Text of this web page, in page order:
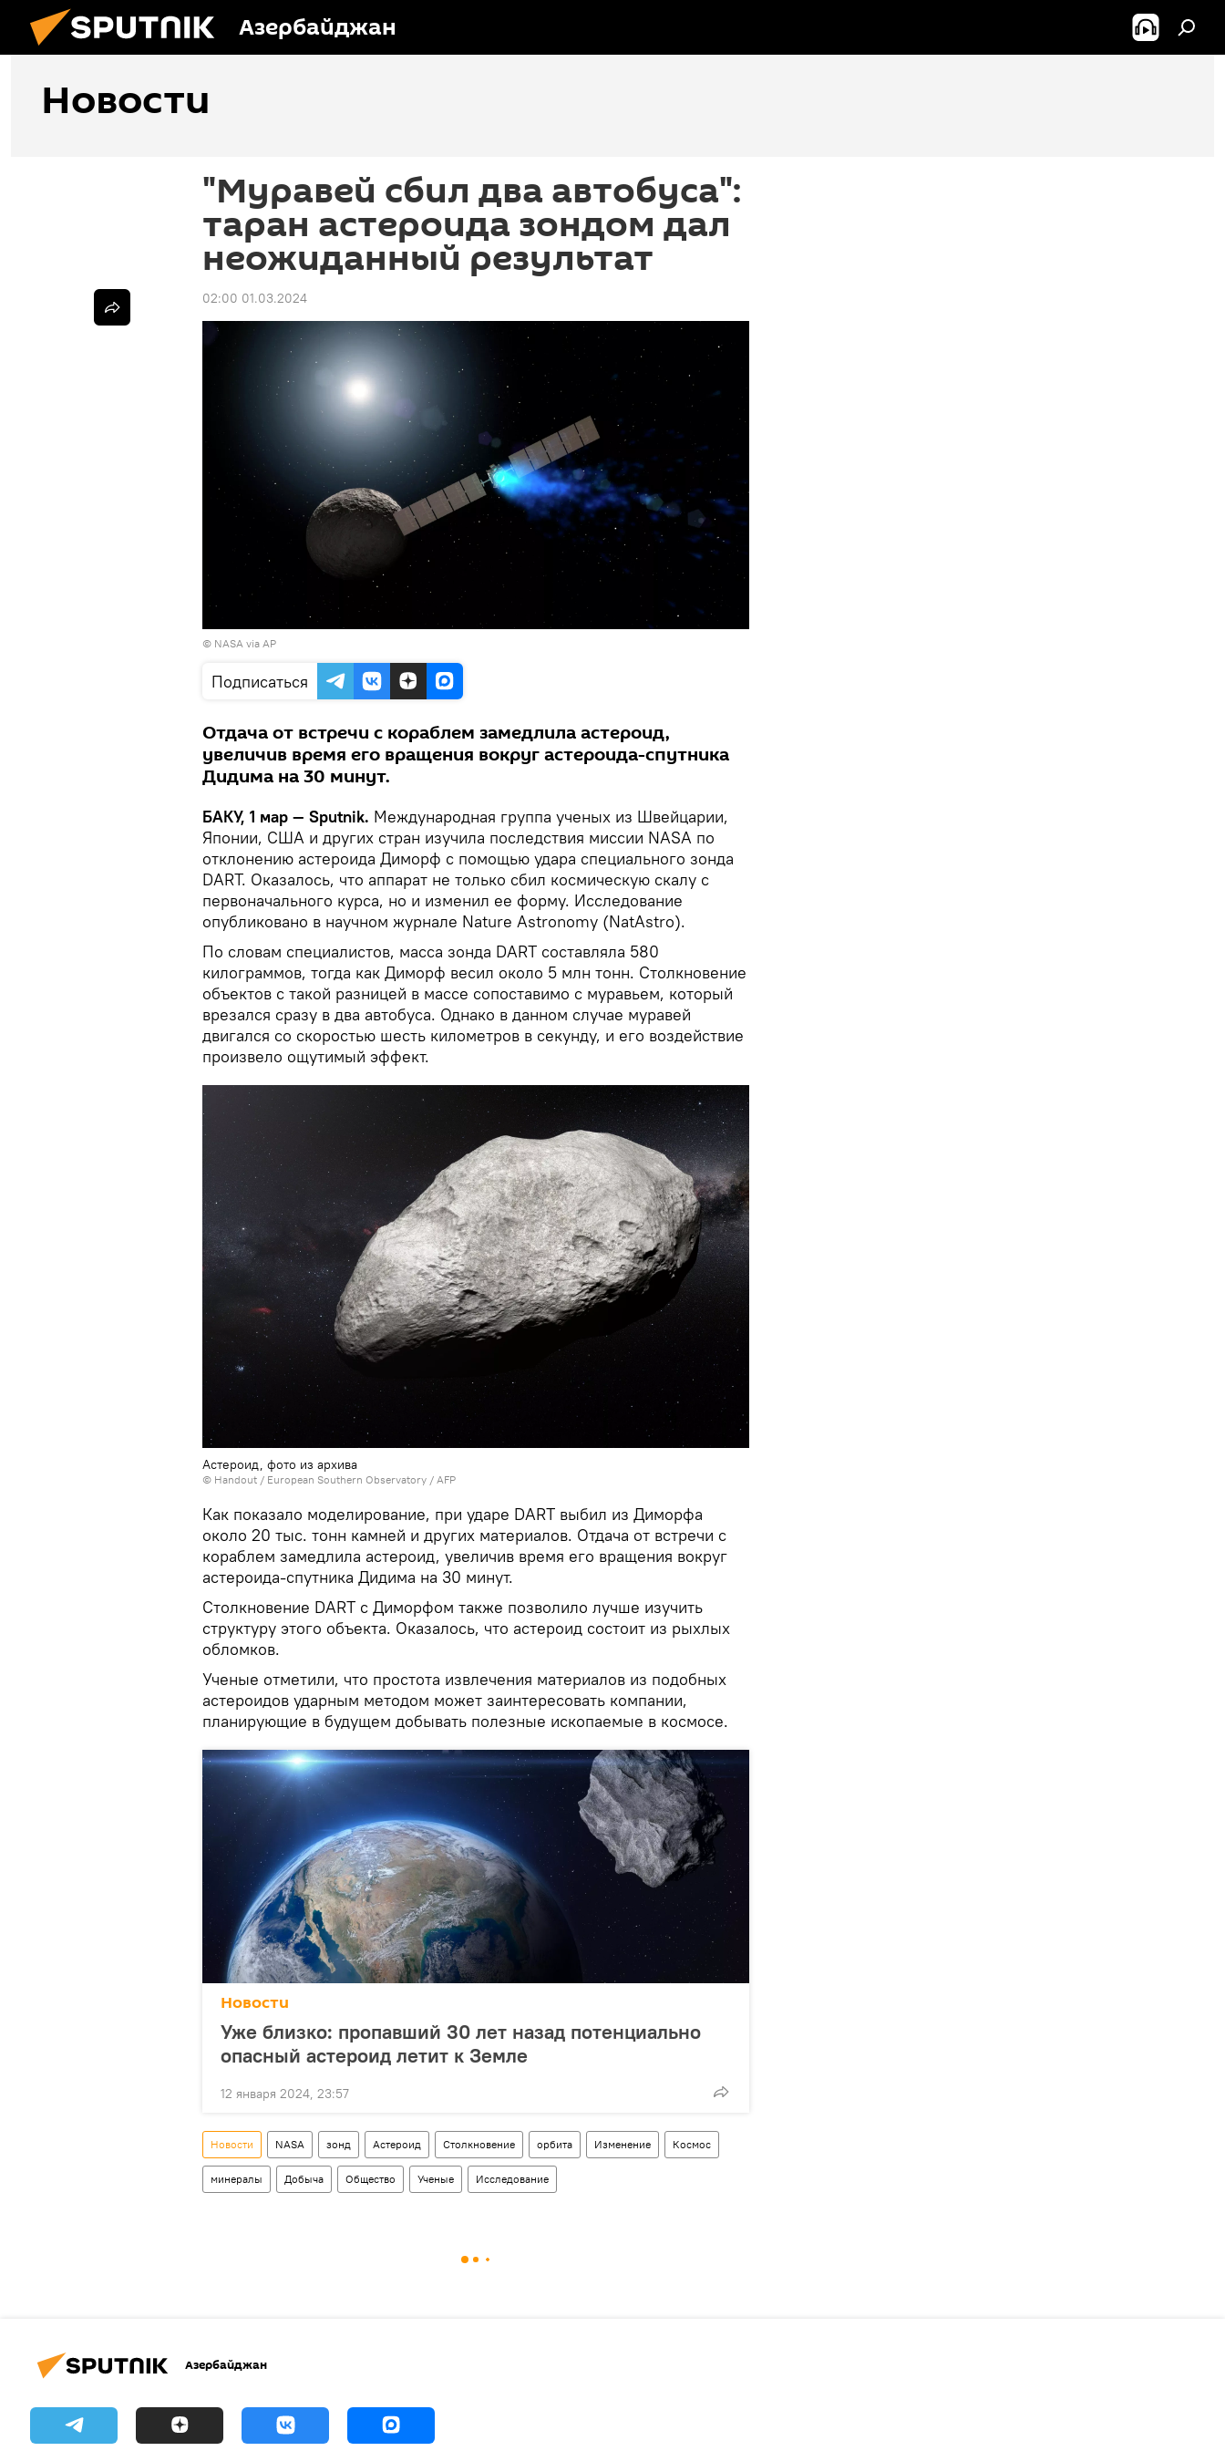
Азербайджан
Новости
"Муравей сбил два автобуса":
таран астероида зондом дал
неожиданный результат
02:00 01.03.2024
© NASA via AP
Подписаться
Отдача от встречи с кораблем замедлила астероид,
увеличив время его вращения вокруг астероида-спутника
Дидима на 30 минут.
БАКУ, 1 мар — Sputnik. Международная группа ученых из Швейцарии,
Японии, США и других стран изучила последствия миссии NASA по
отклонению астероида Диморф с помощью удара специального зонда
DART. Оказалось, что аппарат не только сбил космическую скалу с
первоначального курса, но и изменил ее форму. Исследование
опубликовано в научном журнале Nature Astronomy (NatAstro).
По словам специалистов, масса зонда DART составляла 580
килограммов, тогда как Диморф весил около 5 млн тонн. Столкновение
объектов с такой разницей в массе сопоставимо с муравьем, который
врезался сразу в два автобуса. Однако в данном случае муравей
двигался со скоростью шесть километров в секунду, и его воздействие
произвело ощутимый эффект.
Астероид, фото из архива
© Handout / European Southern Observatory / AFP
Как показало моделирование, при ударе DART выбил из Диморфа
около 20 тыс. тонн камней и других материалов. Отдача от встречи с
кораблем замедлила астероид, увеличив время его вращения вокруг
астероида-спутника Дидима на 30 минут.
Столкновение DART с Диморфом также позволило лучше изучить
структуру этого объекта. Оказалось, что астероид состоит из рыхлых
обломков.
Ученые отметили, что простота извлечения материалов из подобных
астероидов ударным методом может заинтересовать компании,
планирующие в будущем добывать полезные ископаемые в космосе.
Новости
Уже близко: пропавший 30 лет назад потенциально
опасный астероид летит к Земле
12 января 2024, 23:57
Новости NASA зонд Астероид Столкновение орбита Изменение Космос
минералы Добыча Общество Ученые Исследование
Азербайджан